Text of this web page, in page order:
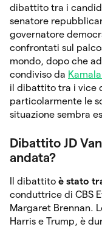
dibattito tra i
senatore
governatore
confrontati sul
mondo, dopo che
condiviso da
il dibattito tra i vice
particolarmente le
situazione sembra
Dibattito JD
andata?
Il dibattito è stato
conduttrice di CBS
Margaret Brennan.
Harris e Trump, è